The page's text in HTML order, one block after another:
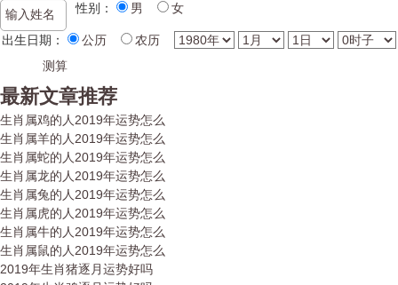
性别：
男 女
出生日期： 公历 农历
最新文章推荐
生肖属鸡的人2019年运势怎么
生肖属羊的人2019年运势怎么
生肖属蛇的人2019年运势怎么
生肖属龙的人2019年运势怎么
生肖属兔的人2019年运势怎么
生肖属虎的人2019年运势怎么
生肖属牛的人2019年运势怎么
生肖属鼠的人2019年运势怎么
2019年生肖猪逐月运势好吗